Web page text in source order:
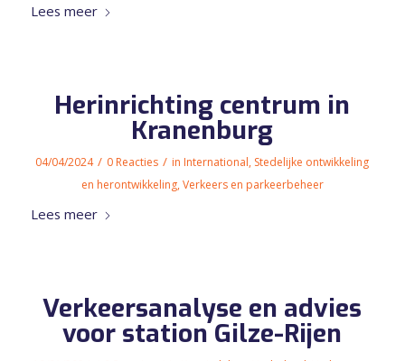
Lees meer
Herinrichting centrum in
Kranenburg
04/04/2024 / 0 Reacties / in International, Stedelijke ontwikkeling
en herontwikkeling,Verkeers en parkeerbeheer
Lees meer
Verkeersanalyse en advies
voor station Gilze-Rijen